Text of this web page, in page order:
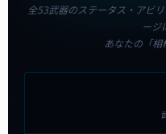
全53武器のステータス・アビ
ージ
あなたの「相